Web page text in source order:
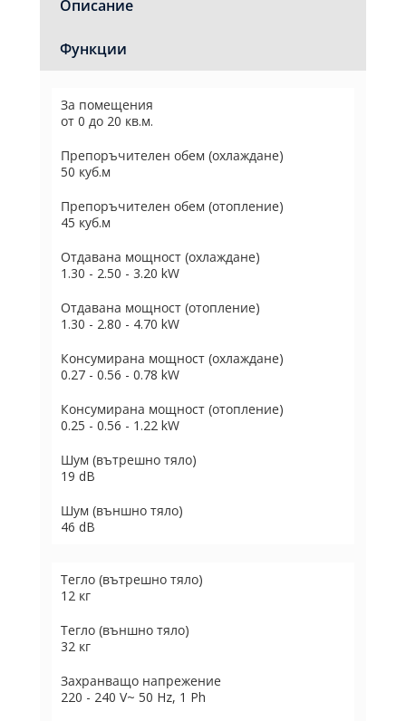
Описание
Функции
За помещения
от 0 до 20 кв.м.
Препоръчителен обем (охлаждане)
50 куб.м
Препоръчителен обем (отопление)
45 куб.м
Отдавана мощност (охлаждане)
1.30 - 2.50 - 3.20 kW
Отдавана мощност (отопление)
1.30 - 2.80 - 4.70 kW
Консумирана мощност (охлаждане)
0.27 - 0.56 - 0.78 kW
Консумирана мощност (отопление)
0.25 - 0.56 - 1.22 kW
Шум (вътрешно тяло)
19 dB
Шум (външно тяло)
46 dB
Тегло (вътрешно тяло)
12 кг
Тегло (външно тяло)
32 кг
Захранващо напрежение
220 - 240 V~ 50 Hz, 1 Ph